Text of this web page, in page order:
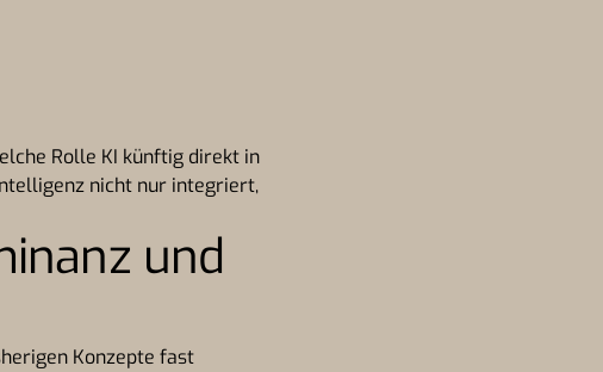
Rolle KI künftig direkt in
nicht nur integriert,
und
Konzepte fast